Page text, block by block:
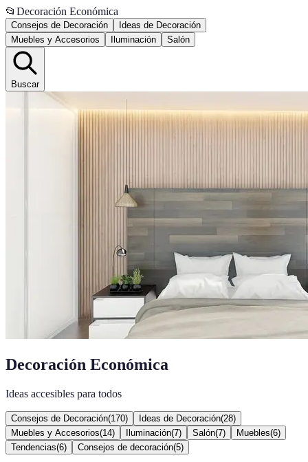
📂 Decoración Económica
Consejos de Decoración
Ideas de Decoración
Muebles y Accesorios
Iluminación Salón
Buscar
Decoración Económica
Ideas accesibles para todos
Consejos de Decoración(170) Ideas de Decoración(28)
Muebles y Accesorios(14) Iluminación(7) Salón(7) Muebles(6)
Tendencias(6) Consejos de decoración(5)